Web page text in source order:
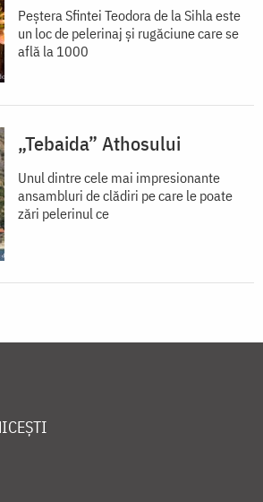
Peștera Sfintei Teodora de la Sihla este
un loc de pelerinaj și rugăciune care se
află la 1000
„Tebaida” Athosului
Unul dintre cele mai impresionante
ansambluri de clădiri pe care le poate
zări pelerinul ce